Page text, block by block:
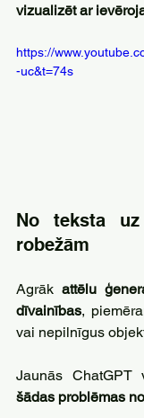
vizualizēt ar
https://
-uc&t=74s
No teksta
robežām
Agrāk attēlu
dīvainības,
vai nepilnīgus
Jaunās ChatGPT
šādas problēmas